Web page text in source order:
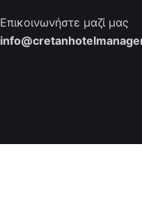
Επικοινωνήστε μαζί μας